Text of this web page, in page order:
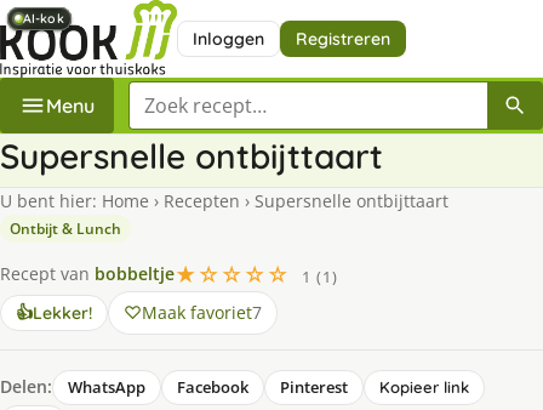
Inloggen Registreren
Menu Zoek een recept
Supersnelle ontbijttaart
U bent hier: Home › Recepten › Supersnelle ontbijttaart
Ontbijt & Lunch
Recept van bobbeltje★☆☆☆☆
1 (1)
👍Lekker! Maak favoriet7
Delen: WhatsApp Facebook Pinterest
Kopieer link
AI-kok
AI-kok
AI-kok
AI-kok
AI-kok